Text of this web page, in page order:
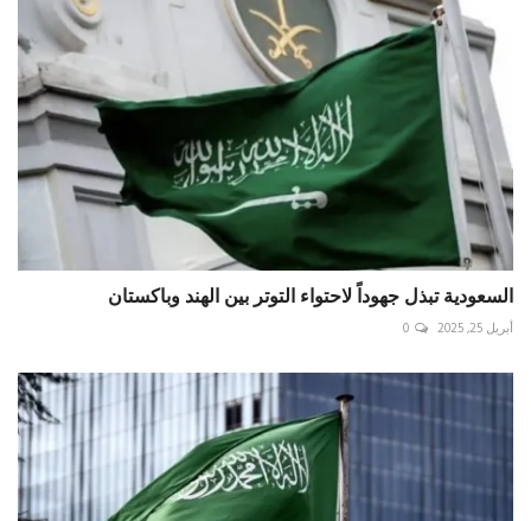
السعودية تبذل جهوداً لاحتواء التوتر بين الهند وباكستان
أبريل 25, 2025 0